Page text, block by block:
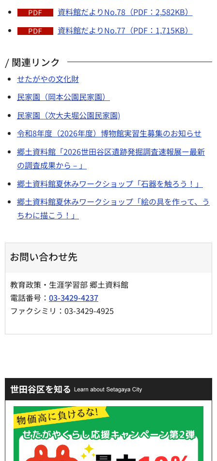
資料館だよりNo.78（PDF：2,582KB）
資料館だよりNo.77（PDF：1,715KB）
関連リンク
せたがやの文化財
民家園（岡本公園民家園）
民家園（次大夫堀公園民家園)
令和8年度（2026年度）博物館実習生募集のお知らせ
郷土資料館「2026世田谷区遺跡発掘調査速報展ー最新
の調査成果から－」
郷土資料館夏休みワークショップ「石器を触ろう！」
郷土資料館夏休みワークショップ「絵の具を作って、う
ちわに描こう！」
お問い合わせ先
教育政策・生涯学習部 郷土資料館
電話番号： 03-3429-4237
ファクシミリ：03-3429-4925
世田谷区を知る